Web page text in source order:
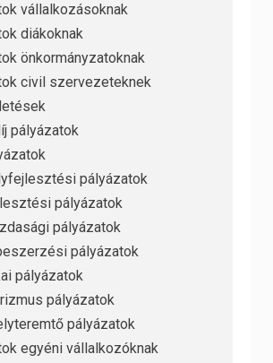
vállalkozásoknak
diákoknak
önkormányzatoknak
civil szervezeteknek
pályázatok
pályázatok
pályázatok
pályázatok
pályázatok
pályázatok
pályázatok
pályázatok
egyéni vállalkozóknak